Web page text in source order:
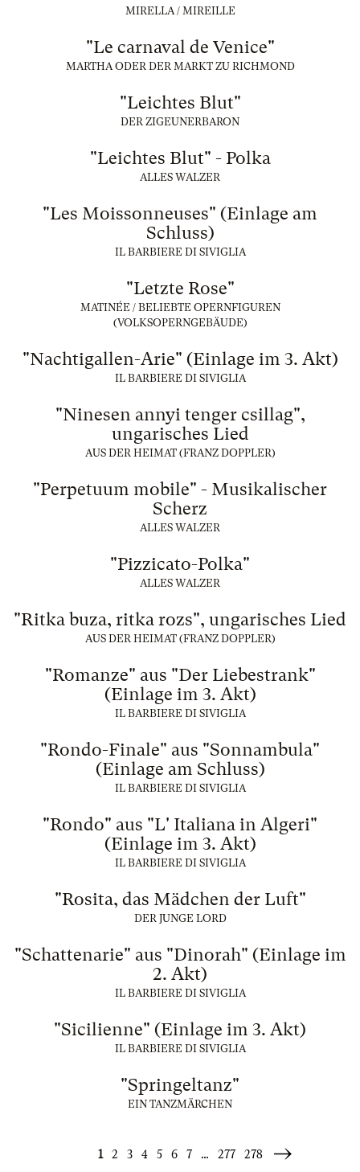
MIRELLA / MIREILLE
"Le carnaval de Venice"
MARTHA ODER DER MARKT ZU RICHMOND
"Leichtes Blut"
DER ZIGEUNERBARON
"Leichtes Blut" - Polka
ALLES WALZER
"Les Moissonneuses" (Einlage am
Schluss)
IL BARBIERE DI SIVIGLIA
"Letzte Rose"
MATINÉE / BELIEBTE OPERNFIGUREN
(VOLKSOPERNGEBÄUDE)
"Nachtigallen-Arie" (Einlage im 3. Akt)
IL BARBIERE DI SIVIGLIA
"Ninesen annyi tenger csillag",
ungarisches Lied
AUS DER HEIMAT (FRANZ DOPPLER)
"Perpetuum mobile" - Musikalischer
Scherz
ALLES WALZER
"Pizzicato-Polka"
ALLES WALZER
"Ritka buza, ritka rozs", ungarisches Lied
AUS DER HEIMAT (FRANZ DOPPLER)
"Romanze" aus "Der Liebestrank"
(Einlage im 3. Akt)
IL BARBIERE DI SIVIGLIA
"Rondo-Finale" aus "Sonnambula"
(Einlage am Schluss)
IL BARBIERE DI SIVIGLIA
"Rondo" aus "L' Italiana in Algeri"
(Einlage im 3. Akt)
IL BARBIERE DI SIVIGLIA
"Rosita, das Mädchen der Luft"
DER JUNGE LORD
"Schattenarie" aus "Dinorah" (Einlage im
2. Akt)
IL BARBIERE DI SIVIGLIA
"Sicilienne" (Einlage im 3. Akt)
IL BARBIERE DI SIVIGLIA
"Springeltanz"
EIN TANZMÄRCHEN
1 2 3 4 5 6 7 … 277 278
Weiter